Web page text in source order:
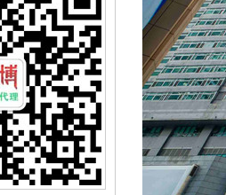
我们有长期合作的
）
63653355、
，一通电话，
、1163653355、
、送资料）可加急
少，公章、咨询
（最快可1工作日）